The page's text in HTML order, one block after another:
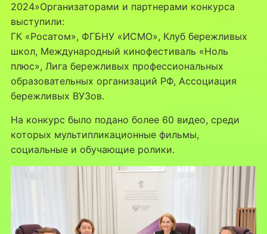
2024»Организаторами и партнерами конкурса
выступили:
ГК «Росатом», ФГБНУ «ИСМО», Клуб бережливых
школ, Международный кинофестиваль «Ноль
плюс», Лига бережливых профессиональных
образовательных организаций РФ, Ассоциация
бережливых ВУЗов.
На конкурс было подано более 60 видео, среди
которых мультипликационные фильмы,
социальные и обучающие ролики.